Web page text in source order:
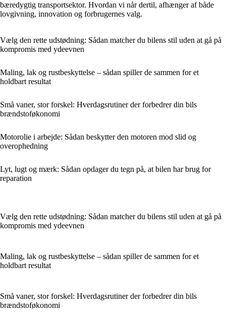
bæredygtig transportsektor. Hvordan vi når dertil, afhænger af både
lovgivning, innovation og forbrugernes valg.
Vælg den rette udstødning: Sådan matcher du bilens stil uden at gå på
kompromis med ydeevnen
Maling, lak og rustbeskyttelse – sådan spiller de sammen for et
holdbart resultat
Små vaner, stor forskel: Hverdagsrutiner der forbedrer din bils
brændstoføkonomi
Motorolie i arbejde: Sådan beskytter den motoren mod slid og
overophedning
Lyt, lugt og mærk: Sådan opdager du tegn på, at bilen har brug for
reparation
Vælg den rette udstødning: Sådan matcher du bilens stil uden at gå på
kompromis med ydeevnen
Maling, lak og rustbeskyttelse – sådan spiller de sammen for et
holdbart resultat
Små vaner, stor forskel: Hverdagsrutiner der forbedrer din bils
brændstoføkonomi